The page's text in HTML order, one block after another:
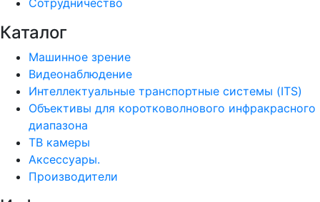
Сотрудничество
Каталог
Машинное зрение
Видеонаблюдение
Интеллектуальные транспортные системы (ITS)
Объективы для коротковолнового инфракрасного
диапазона
ТВ камеры
Аксессуары.
Производители